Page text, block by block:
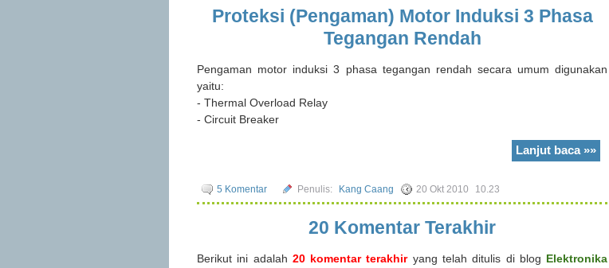
Proteksi (Pengaman) Motor Induksi 3 Phasa
Tegangan Rendah
Pengaman motor induksi 3 phasa tegangan rendah secara umum digunakan
yaitu:
- Thermal Overload Relay
- Circuit Breaker
Lanjut baca »»
5 Komentar Penulis: Kang Caang 20 Okt 2010 10.23
20 Komentar Terakhir
Berikut ini adalah 20 komentar terakhiryang telah ditulis di blog Elektronika